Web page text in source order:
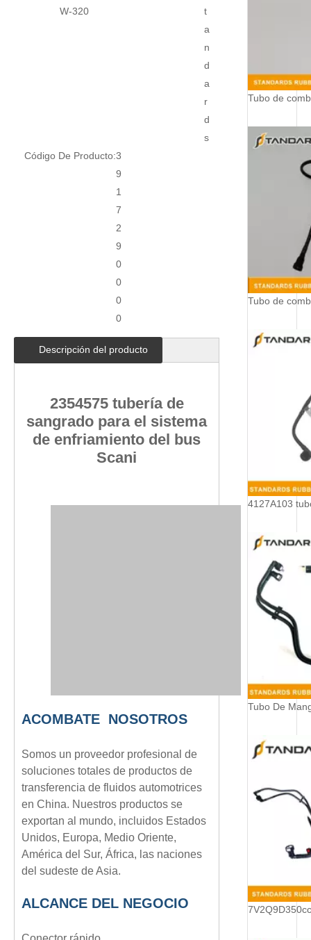
W-320
t
a
n
d
a
r
d
s
Código De Producto:3
9
1
7
2
9
0
0
0
0
Descripción del producto
2354575 tubería de
sangrado para el sistema
de enfriamiento del bus
Scani
ACOMBATE NOSOTROS
Somos un proveedor profesional de
soluciones totales de productos de
transferencia de fluidos automotrices
en China. Nuestros productos se
exportan al mundo, incluidos Estados
Unidos, Europa, Medio Oriente,
América del Sur, África, las naciones
del sudeste de Asia.
ALCANCE DEL NEGOCIO